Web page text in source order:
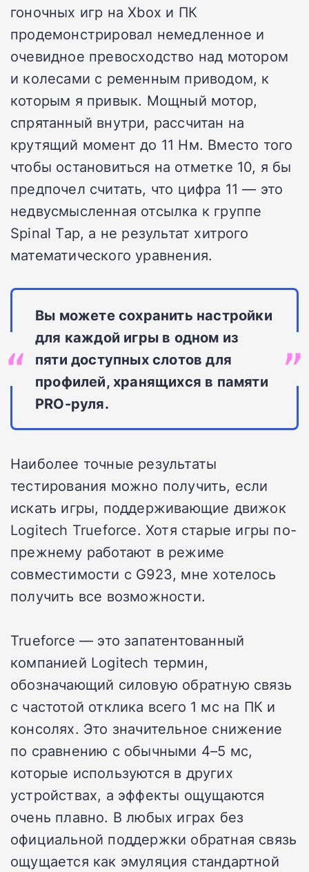
гоночных игр на Xbox и ПК
продемонстрировал немедленное и
очевидное превосходство над мотором
и колесами с ременным приводом, к
которым я привык. Мощный мотор,
спрятанный внутри, рассчитан на
крутящий момент до 11 Нм. Вместо того
чтобы остановиться на отметке 10, я бы
предпочел считать, что цифра 11 — это
недвусмысленная отсылка к группе
Spinal Tap, а не результат хитрого
математического уравнения.
Вы можете сохранить настройки
для каждой игры в одном из
пяти доступных слотов для
профилей, хранящихся в памяти
PRO-руля.
Наиболее точные результаты
тестирования можно получить, если
искать игры, поддерживающие движок
Logitech Trueforce. Хотя старые игры по-
прежнему работают в режиме
совместимости с G923, мне хотелось
получить все возможности.
Trueforce — это запатентованный
компанией Logitech термин,
обозначающий силовую обратную связь
с частотой отклика всего 1 мс на ПК и
консолях. Это значительное снижение
по сравнению с обычными 4–5 мс,
которые используются в других
устройствах, а эффекты ощущаются
очень плавно. В любых играх без
официальной поддержки обратная связь
ощущается как эмуляция стандартной